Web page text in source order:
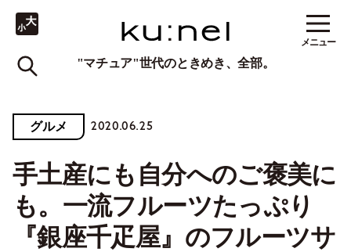
"マチュア"世代のときめき、全部。
メニュー
グルメ 2020.06.25
手土産にも自分へのご褒美に
も。一流フルーツたっぷり
『銀座千疋屋』のフルーツサ